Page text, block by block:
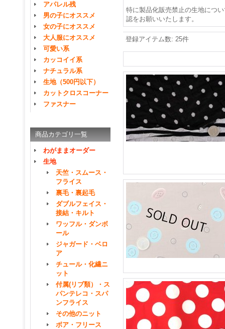
アパレル残
男の子にオススメ
女の子にオススメ
大人服にオススメ
可愛い系
カッコイイ系
ナチュラル系
生地（500円以下）
カットクロスコーナー
ファスナー
商品カテゴリ一覧
わがままオーダー
生地
天竺・スムース・
フライス
裏毛・裏起毛
ダブルフェイス・
接結・キルト
ワッフル・ダンボ
ール
ジャガード・ベロ
ア
チュール・化繊ニ
ット
付属(リブ類）・ス
パンテレコ・スパ
ンフライス
その他のニット
ボア・フリース
特に製品化販売禁止の生地につ
認をお願いいたします。
登録アイテム数: 25件